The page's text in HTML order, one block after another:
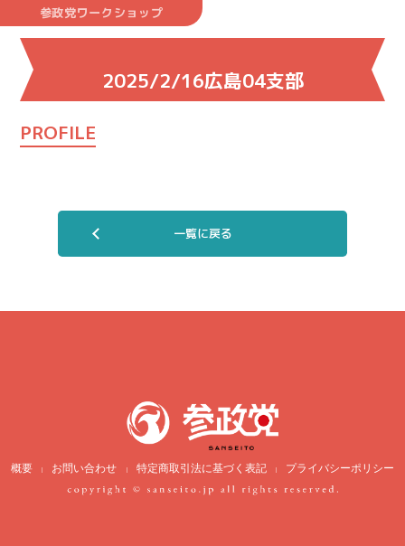
参政党ワークショップ
2025/2/16広島04支部
PROFILE
一覧に戻る
概要 | お問い合わせ | 特定商取引法に基づく表記 | プライバシーポリシー